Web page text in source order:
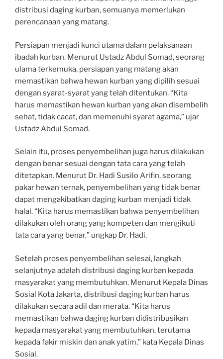
distribusi daging kurban, semuanya memerlukan
perencanaan yang matang.
Persiapan menjadi kunci utama dalam pelaksanaan
ibadah kurban. Menurut Ustadz Abdul Somad, seorang
ulama terkemuka, persiapan yang matang akan
memastikan bahwa hewan kurban yang dipilih sesuai
dengan syarat-syarat yang telah ditentukan. “Kita
harus memastikan hewan kurban yang akan disembelih
sehat, tidak cacat, dan memenuhi syarat agama,” ujar
Ustadz Abdul Somad.
Selain itu, proses penyembelihan juga harus dilakukan
dengan benar sesuai dengan tata cara yang telah
ditetapkan. Menurut Dr. Hadi Susilo Arifin, seorang
pakar hewan ternak, penyembelihan yang tidak benar
dapat mengakibatkan daging kurban menjadi tidak
halal. “Kita harus memastikan bahwa penyembelihan
dilakukan oleh orang yang kompeten dan mengikuti
tata cara yang benar,” ungkap Dr. Hadi.
Setelah proses penyembelihan selesai, langkah
selanjutnya adalah distribusi daging kurban kepada
masyarakat yang membutuhkan. Menurut Kepala Dinas
Sosial Kota Jakarta, distribusi daging kurban harus
dilakukan secara adil dan merata. “Kita harus
memastikan bahwa daging kurban didistribusikan
kepada masyarakat yang membutuhkan, terutama
kepada fakir miskin dan anak yatim,” kata Kepala Dinas
Sosial.